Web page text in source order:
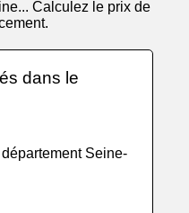
Calculez le prix de
dans le
Seine-